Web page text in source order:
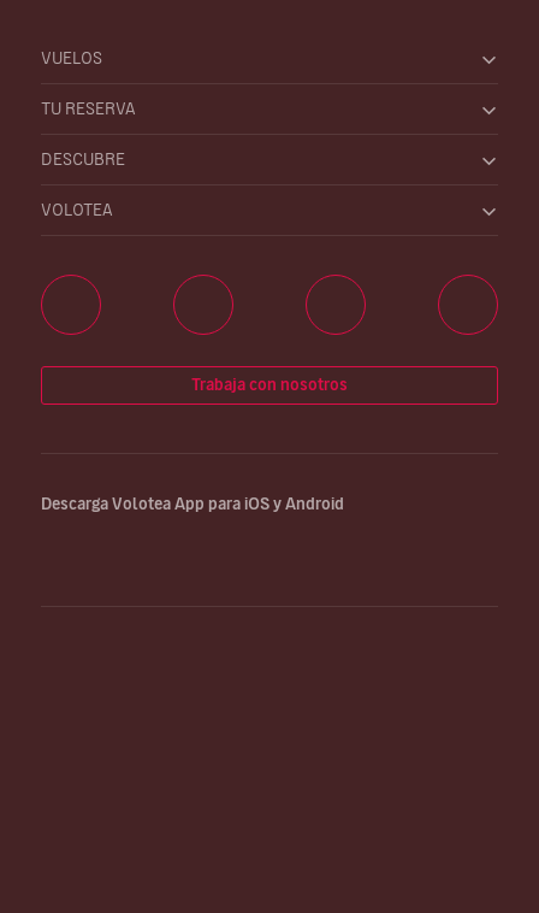
VUELOS
TU RESERVA
DESCUBRE
VOLOTEA
Trabaja con nosotros
Descarga Volotea App para iOS y Android